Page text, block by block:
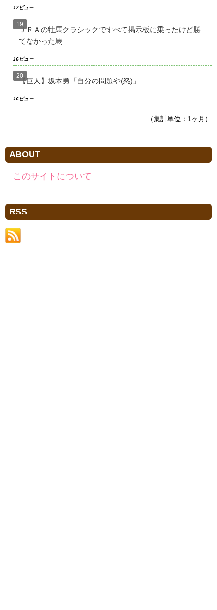
17ビュー
ＪＲＡの牡馬クラシックですべて掲示板に乗ったけど勝
てなかった馬
16ビュー
【巨人】坂本勇「自分の問題や(怒)」
16ビュー
（集計単位：1ヶ月）
ABOUT
このサイトについて
RSS